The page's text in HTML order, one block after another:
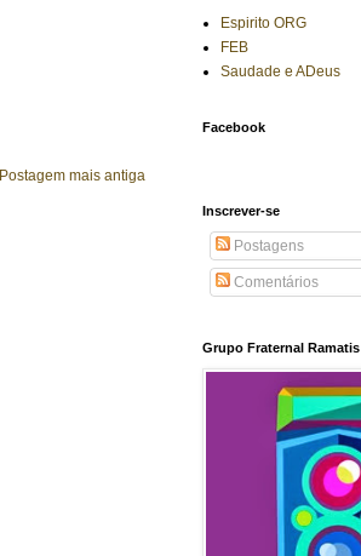
Postagem mais antiga
Espirito ORG
FEB
Saudade e ADeus
Facebook
Inscrever-se
Postagens
Comentários
Grupo Fraternal Ramatis